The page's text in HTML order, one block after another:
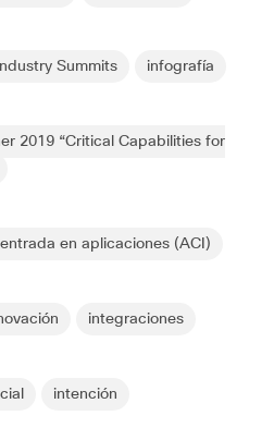
Industry Summits infografía
2019 “Critical Capabilities for
en aplicaciones (ACI)
integraciones
intención